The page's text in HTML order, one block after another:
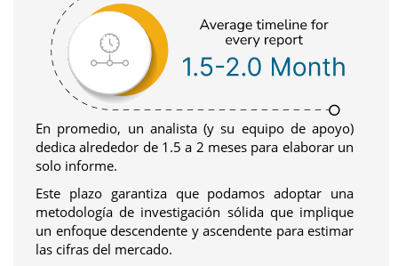
En promedio, un analista (y su equipo de apoyo)
dedica alrededor de 1.5 a 2 meses para elaborar un
solo informe.
Este plazo garantiza que podamos adoptar una
metodología de investigación sólida que implique
un enfoque descendente y ascendente para estimar
las cifras del mercado.